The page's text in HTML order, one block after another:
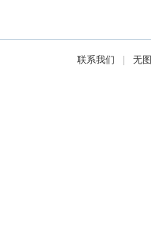
联系我们 | 无